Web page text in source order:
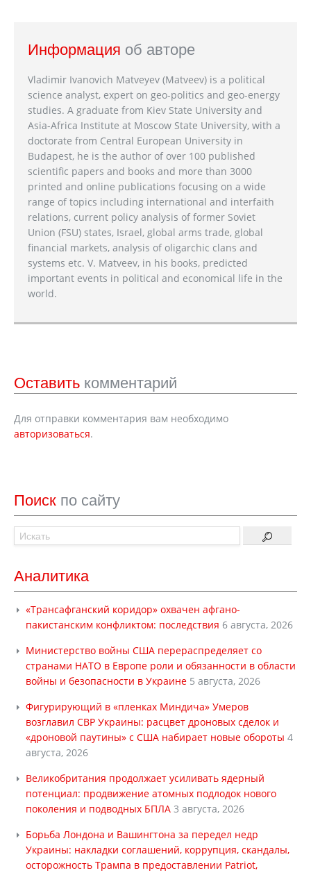
Информация об авторе
Vladimir Ivanovich Matveyev (Matveev) is a political
science analyst, expert on geo-politics and geo-energy
studies. A graduate from Kiev State University and
Asia-Africa Institute at Moscow State University, with a
doctorate from Central European University in
Budapest, he is the author of over 100 published
scientific papers and books and more than 3000
printed and online publications focusing on a wide
range of topics including international and interfaith
relations, current policy analysis of former Soviet
Union (FSU) states, Israel, global arms trade, global
financial markets, analysis of oligarchic clans and
systems etc. V. Matveev, in his books, predicted
important events in political and economical life in the
world.
Оставить комментарий
Для отправки комментария вам необходимо
авторизоваться.
Поиск по сайту
Аналитика
«Трансафганский коридор» охвачен афгано-
пакистанским конфликтом: последствия 6 августа, 2026
Министерство войны США перераспределяет со
странами НАТО в Европе роли и обязанности в области
войны и безопасности в Украине 5 августа, 2026
Фигурирующий в «пленках Миндича» Умеров
возглавил СВР Украины: расцвет дроновых сделок и
«дроновой паутины» с США набирает новые обороты 4
августа, 2026
Великобритания продолжает усиливать ядерный
потенциал: продвижение атомных подлодок нового
поколения и подводных БПЛА 3 августа, 2026
Борьба Лондона и Вашингтона за передел недр
Украины: накладки соглашений, коррупция, скандалы,
осторожность Трампа в предоставлении Patriot,